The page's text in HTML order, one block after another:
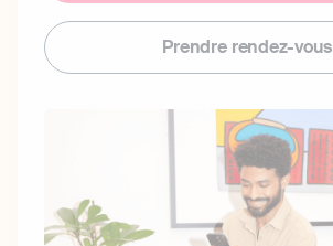
Prendre rendez-vous